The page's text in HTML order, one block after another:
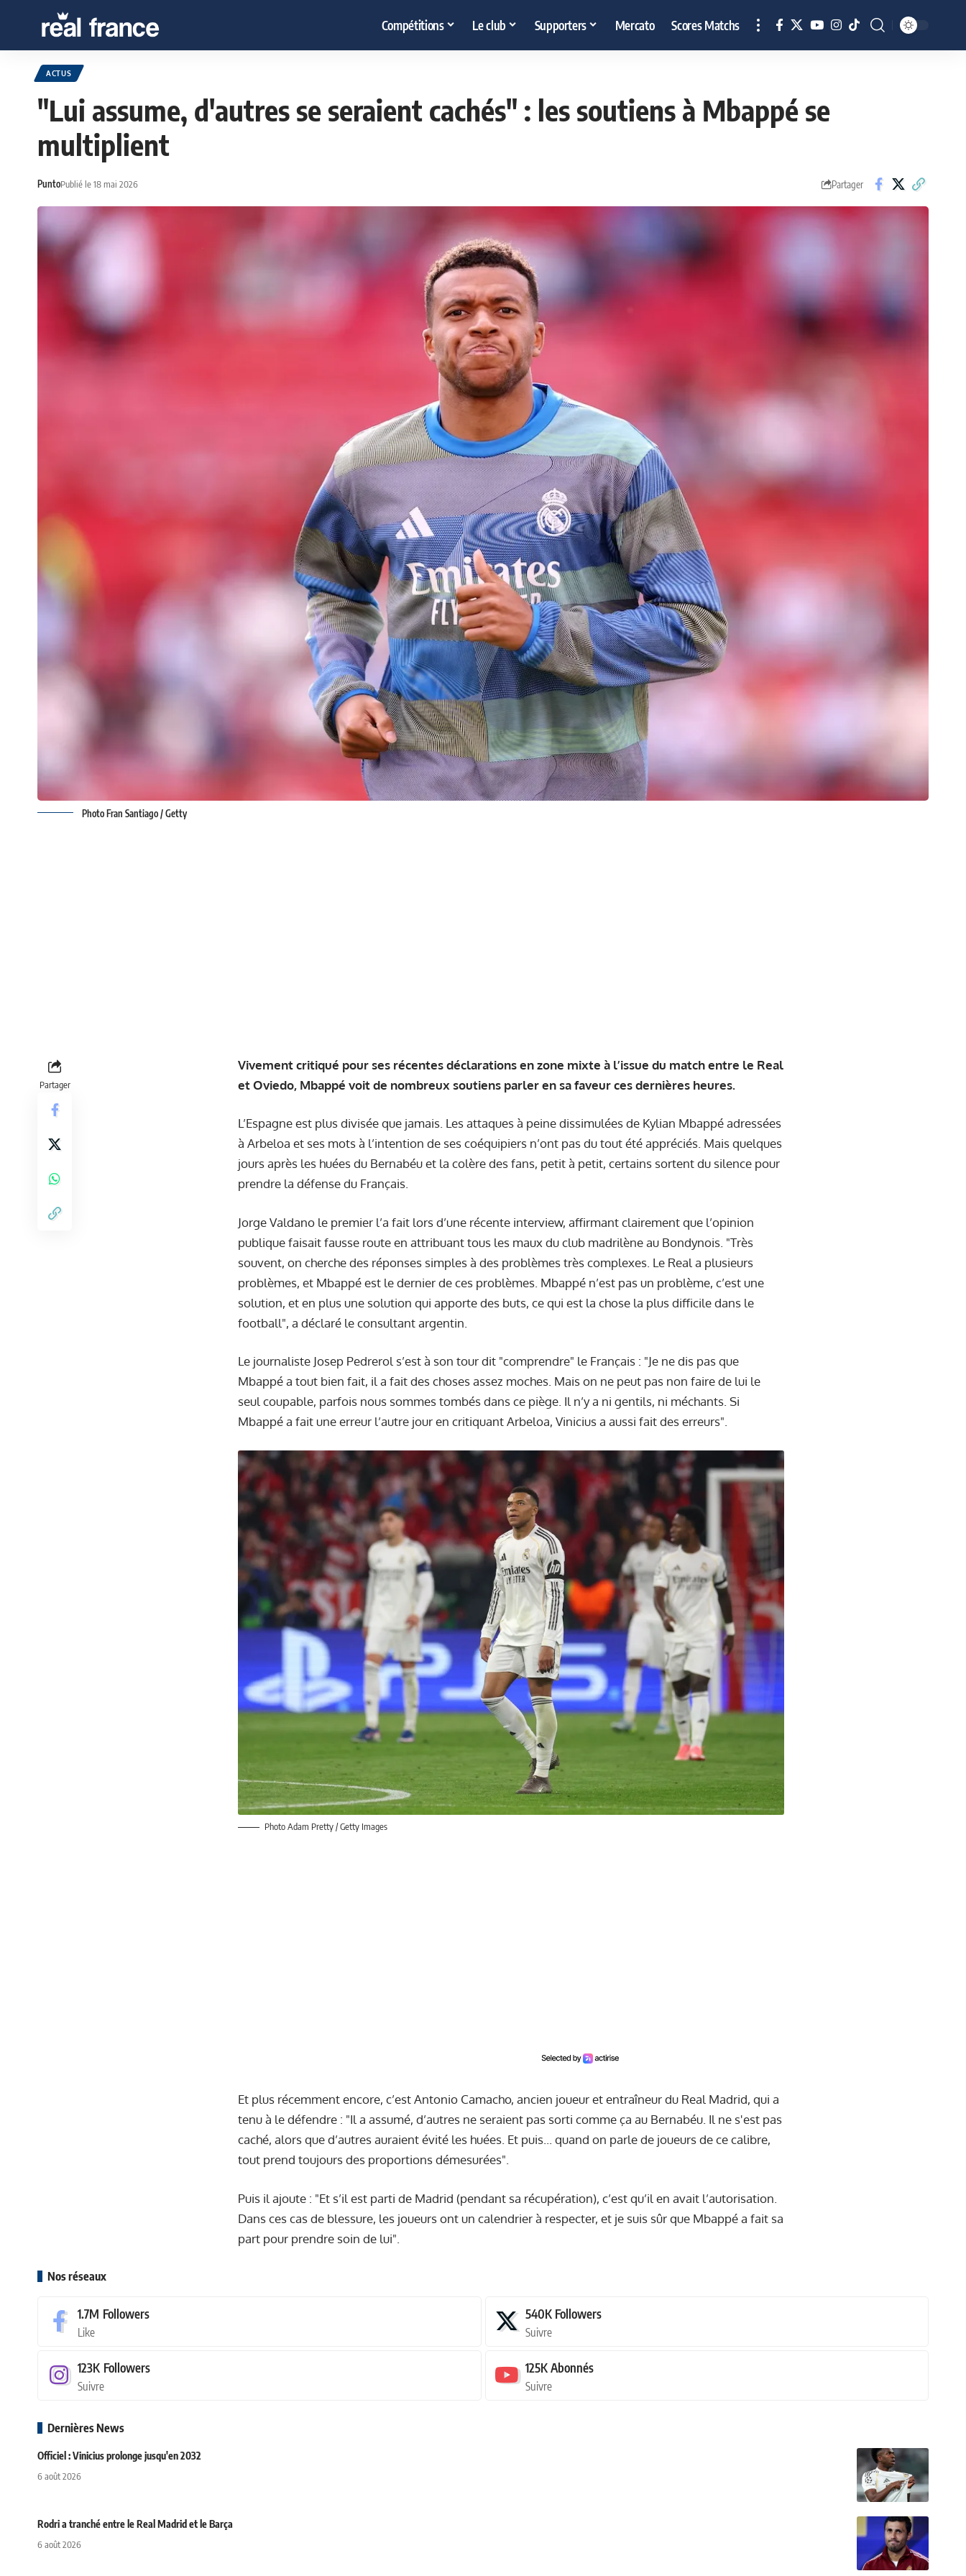
Compétitions Le club Supporters Mercato Scores Matchs
ACTUS
"Lui assume, d'autres se seraient cachés" : les soutiens à Mbappé se
multiplient
PuntoPublié le 18 mai 2026 Partager
Photo Fran Santiago / Getty
Partager
Vivement critiqué pour ses récentes déclarations en zone mixte à l’issue du match entre le Real
et Oviedo, Mbappé voit de nombreux soutiens parler en sa faveur ces dernières heures.
L’Espagne est plus divisée que jamais. Les attaques à peine dissimulées de Kylian Mbappé adressées
à Arbeloa et ses mots à l’intention de ses coéquipiers n’ont pas du tout été appréciés. Mais quelques
jours après les huées du Bernabéu et la colère des fans, petit à petit, certains sortent du silence pour
prendre la défense du Français.
Jorge Valdano le premier l’a fait lors d’une récente interview, affirmant clairement que l’opinion
publique faisait fausse route en attribuant tous les maux du club madrilène au Bondynois. "Très
souvent, on cherche des réponses simples à des problèmes très complexes. Le Real a plusieurs
problèmes, et Mbappé est le dernier de ces problèmes. Mbappé n’est pas un problème, c’est une
solution, et en plus une solution qui apporte des buts, ce qui est la chose la plus difficile dans le
football", a déclaré le consultant argentin.
Le journaliste Josep Pedrerol s’est à son tour dit "comprendre" le Français : "Je ne dis pas que
Mbappé a tout bien fait, il a fait des choses assez moches. Mais on ne peut pas non faire de lui le
seul coupable, parfois nous sommes tombés dans ce piège. Il n’y a ni gentils, ni méchants. Si
Mbappé a fait une erreur l’autre jour en critiquant Arbeloa, Vinicius a aussi fait des erreurs".
Photo Adam Pretty / Getty Images
Et plus récemment encore, c’est Antonio Camacho, ancien joueur et entraîneur du Real Madrid, qui a
tenu à le défendre : "Il a assumé, d’autres ne seraient pas sorti comme ça au Bernabéu. Il ne s'est pas
caché, alors que d’autres auraient évité les huées. Et puis... quand on parle de joueurs de ce calibre,
tout prend toujours des proportions démesurées".
Puis il ajoute : "Et s’il est parti de Madrid (pendant sa récupération), c’est qu’il en avait l’autorisation.
Dans ces cas de blessure, les joueurs ont un calendrier à respecter, et je suis sûr que Mbappé a fait sa
part pour prendre soin de lui".
Nos réseaux
1.7M Followers
Like
540K Followers
Suivre
123K Followers
Suivre
125KAbonnés
Suivre
Dernières News
Officiel : Vinicius prolonge jusqu'en 2032
6 août 2026
Rodri a tranché entre le Real Madrid et le Barça
6 août 2026